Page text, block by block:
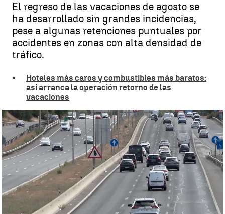
El regreso de las vacaciones de agosto se
ha desarrollado sin grandes incidencias,
pese a algunas retenciones puntuales por
accidentes en zonas con alta densidad de
tráfico.
Hoteles más caros y combustibles más baratos:
así arranca la operación retorno de las
vacaciones
Cinco millones de desplazamientos sin incidentes graves en la
operación retorno más importante del verano
Paloma Álvarez
Publicado:31 de agosto de 2025, 21:16